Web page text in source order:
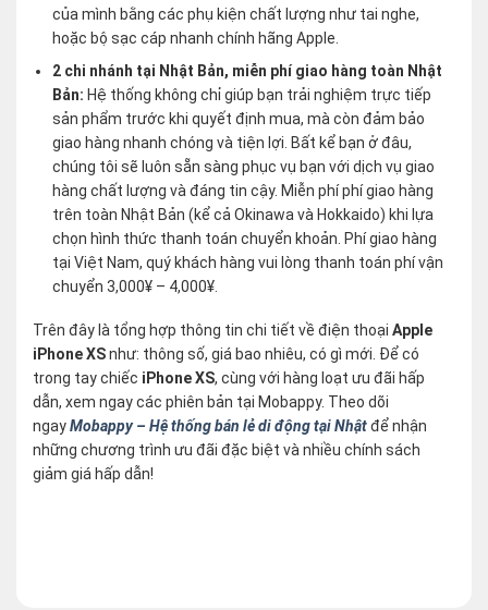
của mình bằng các phụ kiện chất lượng như tai nghe,
hoặc bộ sạc cáp nhanh chính hãng Apple.
2 chi nhánh tại Nhật Bản, miễn phí giao hàng toàn Nhật
Bản: Hệ thống không chỉ giúp bạn trải nghiệm trực tiếp
sản phẩm trước khi quyết định mua, mà còn đảm bảo
giao hàng nhanh chóng và tiện lợi. Bất kể bạn ở đâu,
chúng tôi sẽ luôn sẵn sàng phục vụ bạn với dịch vụ giao
hàng chất lượng và đáng tin cậy. Miễn phí phí giao hàng
trên toàn Nhật Bản (kể cả Okinawa và Hokkaido) khi lựa
chọn hình thức thanh toán chuyển khoản. Phí giao hàng
tại Việt Nam, quý khách hàng vui lòng thanh toán phí vận
chuyển 3,000¥ – 4,000¥.
Trên đây là tổng hợp thông tin chi tiết về điện thoại Apple
iPhone XSnhư: thông số, giá bao nhiêu, có gì mới. Để có
trong tay chiếc iPhone XS, cùng với hàng loạt ưu đãi hấp
dẫn, xem ngay các phiên bản tại Mobappy. Theo dõi
ngayMobappy – Hệ thống bán lẻ di động tại Nhậtđể nhận
những chương trình ưu đãi đặc biệt và nhiều chính sách
giảm giá hấp dẫn!